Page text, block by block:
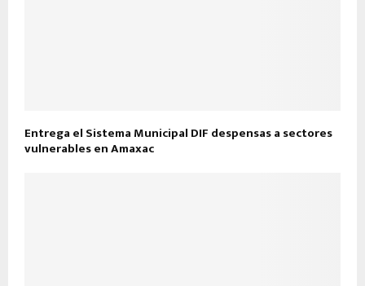
Entrega el Sistema Municipal DIF despensas a sectores
vulnerables en Amaxac